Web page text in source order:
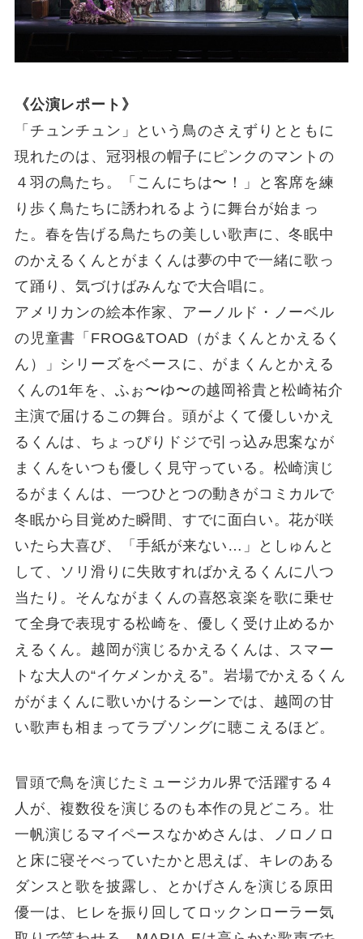
《公演レポート》
「チュンチュン」という鳥のさえずりとともに
現れたのは、冠羽根の帽子にピンクのマントの
４羽の鳥たち。「こんにちは〜！」と客席を練
り歩く鳥たちに誘われるように舞台が始まっ
た。春を告げる鳥たちの美しい歌声に、冬眠中
のかえるくんとがまくんは夢の中で一緒に歌っ
て踊り、気づけばみんなで大合唱に。
アメリカンの絵本作家、アーノルド・ノーベル
の児童書「FROG&TOAD（がまくんとかえるく
ん）」シリーズをベースに、がまくんとかえる
くんの1年を、ふぉ〜ゆ〜の越岡裕貴と松崎祐介
主演で届けるこの舞台。頭がよくて優しいかえ
るくんは、ちょっぴりドジで引っ込み思案なが
まくんをいつも優しく見守っている。松崎演じ
るがまくんは、一つひとつの動きがコミカルで
冬眠から目覚めた瞬間、すでに面白い。花が咲
いたら大喜び、「手紙が来ない…」としゅんと
して、ソリ滑りに失敗すればかえるくんに八つ
当たり。そんながまくんの喜怒哀楽を歌に乗せ
て全身で表現する松崎を、優しく受け止めるか
えるくん。越岡が演じるかえるくんは、スマー
トな大人の“イケメンかえる”。岩場でかえるくん
ががまくんに歌いかけるシーンでは、越岡の甘
い歌声も相まってラブソングに聴こえるほど。
冒頭で鳥を演じたミュージカル界で活躍する４
人が、複数役を演じるのも本作の見どころ。壮
一帆演じるマイペースなかめさんは、ノロノロ
と床に寝そべっていたかと思えば、キレのある
ダンスと歌を披露し、とかげさんを演じる原田
優一は、ヒレを振り回してロックンローラー気